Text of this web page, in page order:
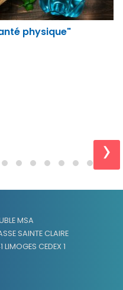
physique"
›
MSA
SAINTE CLAIRE
LIMOGES CEDEX 1